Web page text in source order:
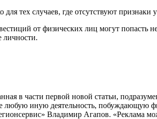
тех случаев, где отсутствуют признаки
от физических лиц могут попасть
личности.
в части первой новой статьи,
любую иную деятельность, побуждающую
Владимир Агапов. «Реклама